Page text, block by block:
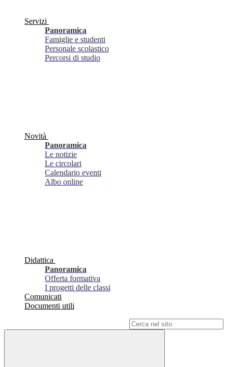
Servizi
Panoramica
Famiglie e studenti
Personale scolastico
Percorsi di studio
Novità
Panoramica
Le notizie
Le circolari
Calendario eventi
Albo online
Didattica
Panoramica
Offerta formativa
I progetti delle classi
Comunicati
Documenti utili